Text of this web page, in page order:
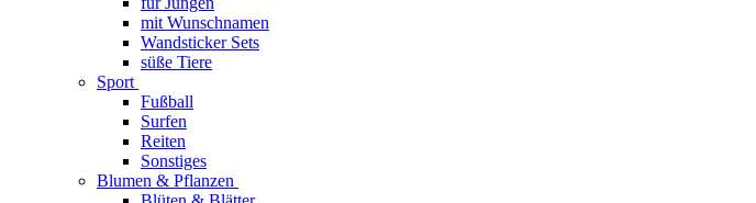
mit Wunschnamen
Wandsticker Sets
süße Tiere
Sport
Fußball
Surfen
Reiten
Sonstiges
Blumen & Pflanzen